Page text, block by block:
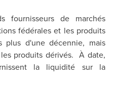
fournisseurs de marchés
fédérales et les produits
plus d'une décennie, mais
produits dérivés. À date,
la liquidité sur la